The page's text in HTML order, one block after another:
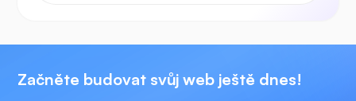
Začněte budovat svůj web ještě dnes!